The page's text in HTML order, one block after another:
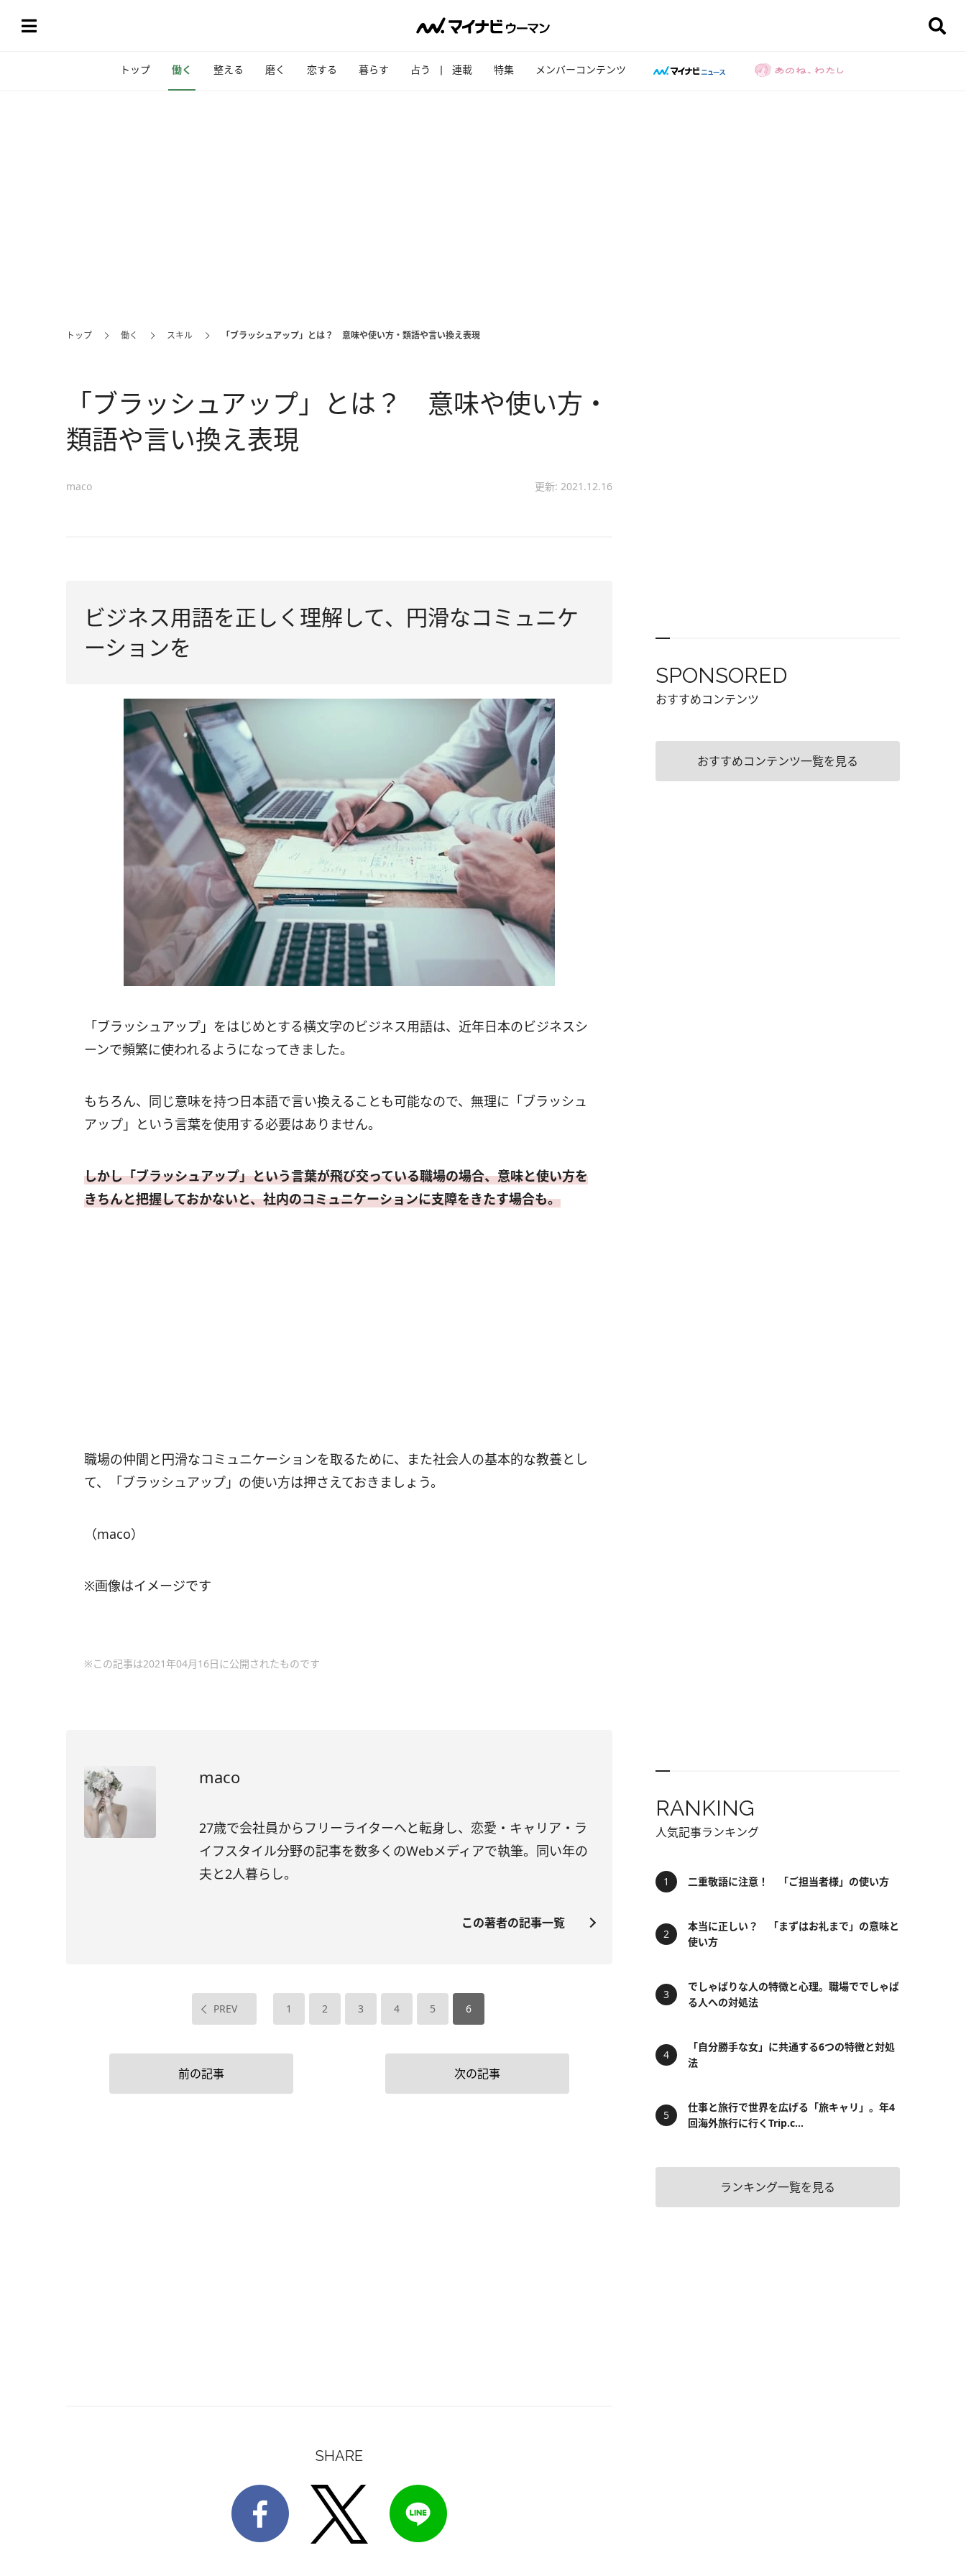
トップ 働く 整える 磨く 恋する 暮らす 占う 連載 特集 メンバーコンテンツ
トップ 働く スキル 「ブラッシュアップ」とは？ 意味や使い方・類語や言い換え表現
「ブラッシュアップ」とは？ 意味や使い方・
類語や言い換え表現
maco 更新: 2021.12.16
ビジネス用語を正しく理解して、円滑なコミュニケ
ーションを
「ブラッシュアップ」をはじめとする横文字のビジネス用語は、近年日本のビジネスシ
ーンで頻繁に使われるようになってきました。
もちろん、同じ意味を持つ日本語で言い換えることも可能なので、無理に「ブラッシュ
アップ」という言葉を使用する必要はありません。
しかし「ブラッシュアップ」という言葉が飛び交っている職場の場合、意味と使い方を
きちんと把握しておかないと、社内のコミュニケーションに支障をきたす場合も。
職場の仲間と円滑なコミュニケーションを取るために、また社会人の基本的な教養とし
て、「ブラッシュアップ」の使い方は押さえておきましょう。
（maco）
※画像はイメージです
※この記事は2021年04月16日に公開されたものです
maco
27歳で会社員からフリーライターへと転身し、恋愛・キャリア・ラ
イフスタイル分野の記事を数多くのWebメディアで執筆。同い年の
夫と2人暮らし。
この著者の記事一覧
PREV 1 2 3 4 5 6
前の記事 次の記事
SHARE
SPONSORED
おすすめコンテンツ
おすすめコンテンツ一覧を見る
RANKING
人気記事ランキング
二重敬語に注意！ 「ご担当者様」の使い方
本当に正しい？ 「まずはお礼まで」の意味と
使い方
でしゃばりな人の特徴と心理。職場ででしゃば
る人への対処法
「自分勝手な女」に共通する6つの特徴と対処
法
仕事と旅行で世界を広げる「旅キャリ」。年4
回海外旅行に行くTrip.c...
ランキング一覧を見る